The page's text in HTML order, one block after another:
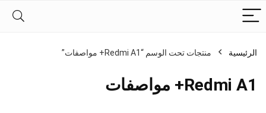
الرئيسية منتجات تحت الوسم “Redmi A1+ مواصفات”
Redmi A1+ مواصفات